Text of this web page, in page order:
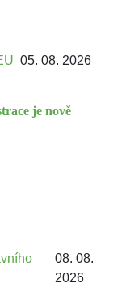
05. 08. 2026
je nově
08. 08.
2026